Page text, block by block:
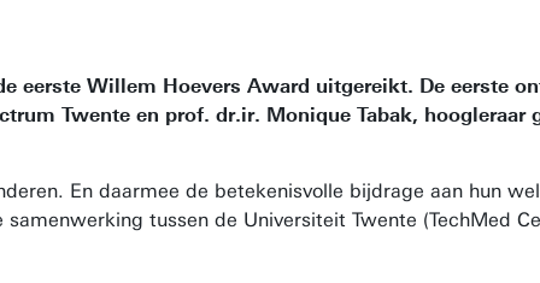
eerste Willem Hoevers Award uitgereikt. De eerste
Twente en prof. dr.ir. Monique Tabak, hoogleraar
En daarmee de betekenisvolle bijdrage aan hun
tussen de Universiteit Twente (TechMed